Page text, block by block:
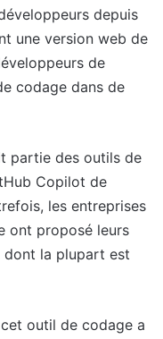
depuis
une version web de
de
codage dans de
partie des outils de
Copilot de
les entreprises
ont proposé leurs
la plupart est
outil de codage a